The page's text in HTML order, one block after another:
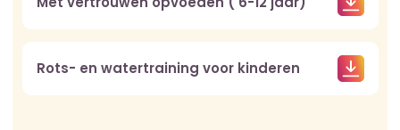
Rots- en watertraining voor kinderen